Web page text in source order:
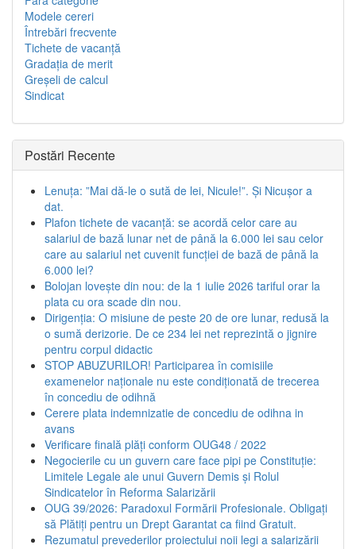
Modele cereri
Întrebări frecvente
Tichete de vacanţă
Gradaţia de merit
Greşeli de calcul
Sindicat
Postări Recente
Lenuța: ”Mai dă-le o sută de lei, Nicule!”. Și Nicușor a
dat.
Plafon tichete de vacanță: se acordă celor care au
salariul de bază lunar net de până la 6.000 lei sau celor
care au salariul net cuvenit funcției de bază de până la
6.000 lei?
Bolojan lovește din nou: de la 1 iulie 2026 tariful orar la
plata cu ora scade din nou.
Dirigenția: O misiune de peste 20 de ore lunar, redusă la
o sumă derizorie. De ce 234 lei net reprezintă o jignire
pentru corpul didactic
STOP ABUZURILOR! Participarea în comisiile
examenelor naționale nu este condiționată de trecerea
în concediu de odihnă
Cerere plata indemnizatie de concediu de odihna in
avans
Verificare finală plăți conform OUG48 / 2022
Negocierile cu un guvern care face pipi pe Constituție:
Limitele Legale ale unui Guvern Demis și Rolul
Sindicatelor în Reforma Salarizării
OUG 39/2026: Paradoxul Formării Profesionale. Obligați
să Plătiți pentru un Drept Garantat ca fiind Gratuit.
Rezumatul prevederilor proiectului noii legi a salarizării